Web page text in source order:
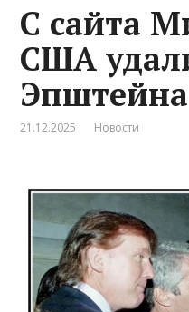
С сайта
США
21.12.2025 Новости